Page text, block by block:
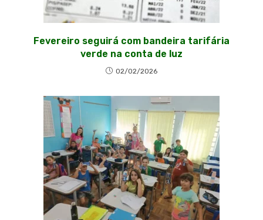
Fevereiro seguirá com bandeira tarifária
verde na conta de luz
02/02/2026